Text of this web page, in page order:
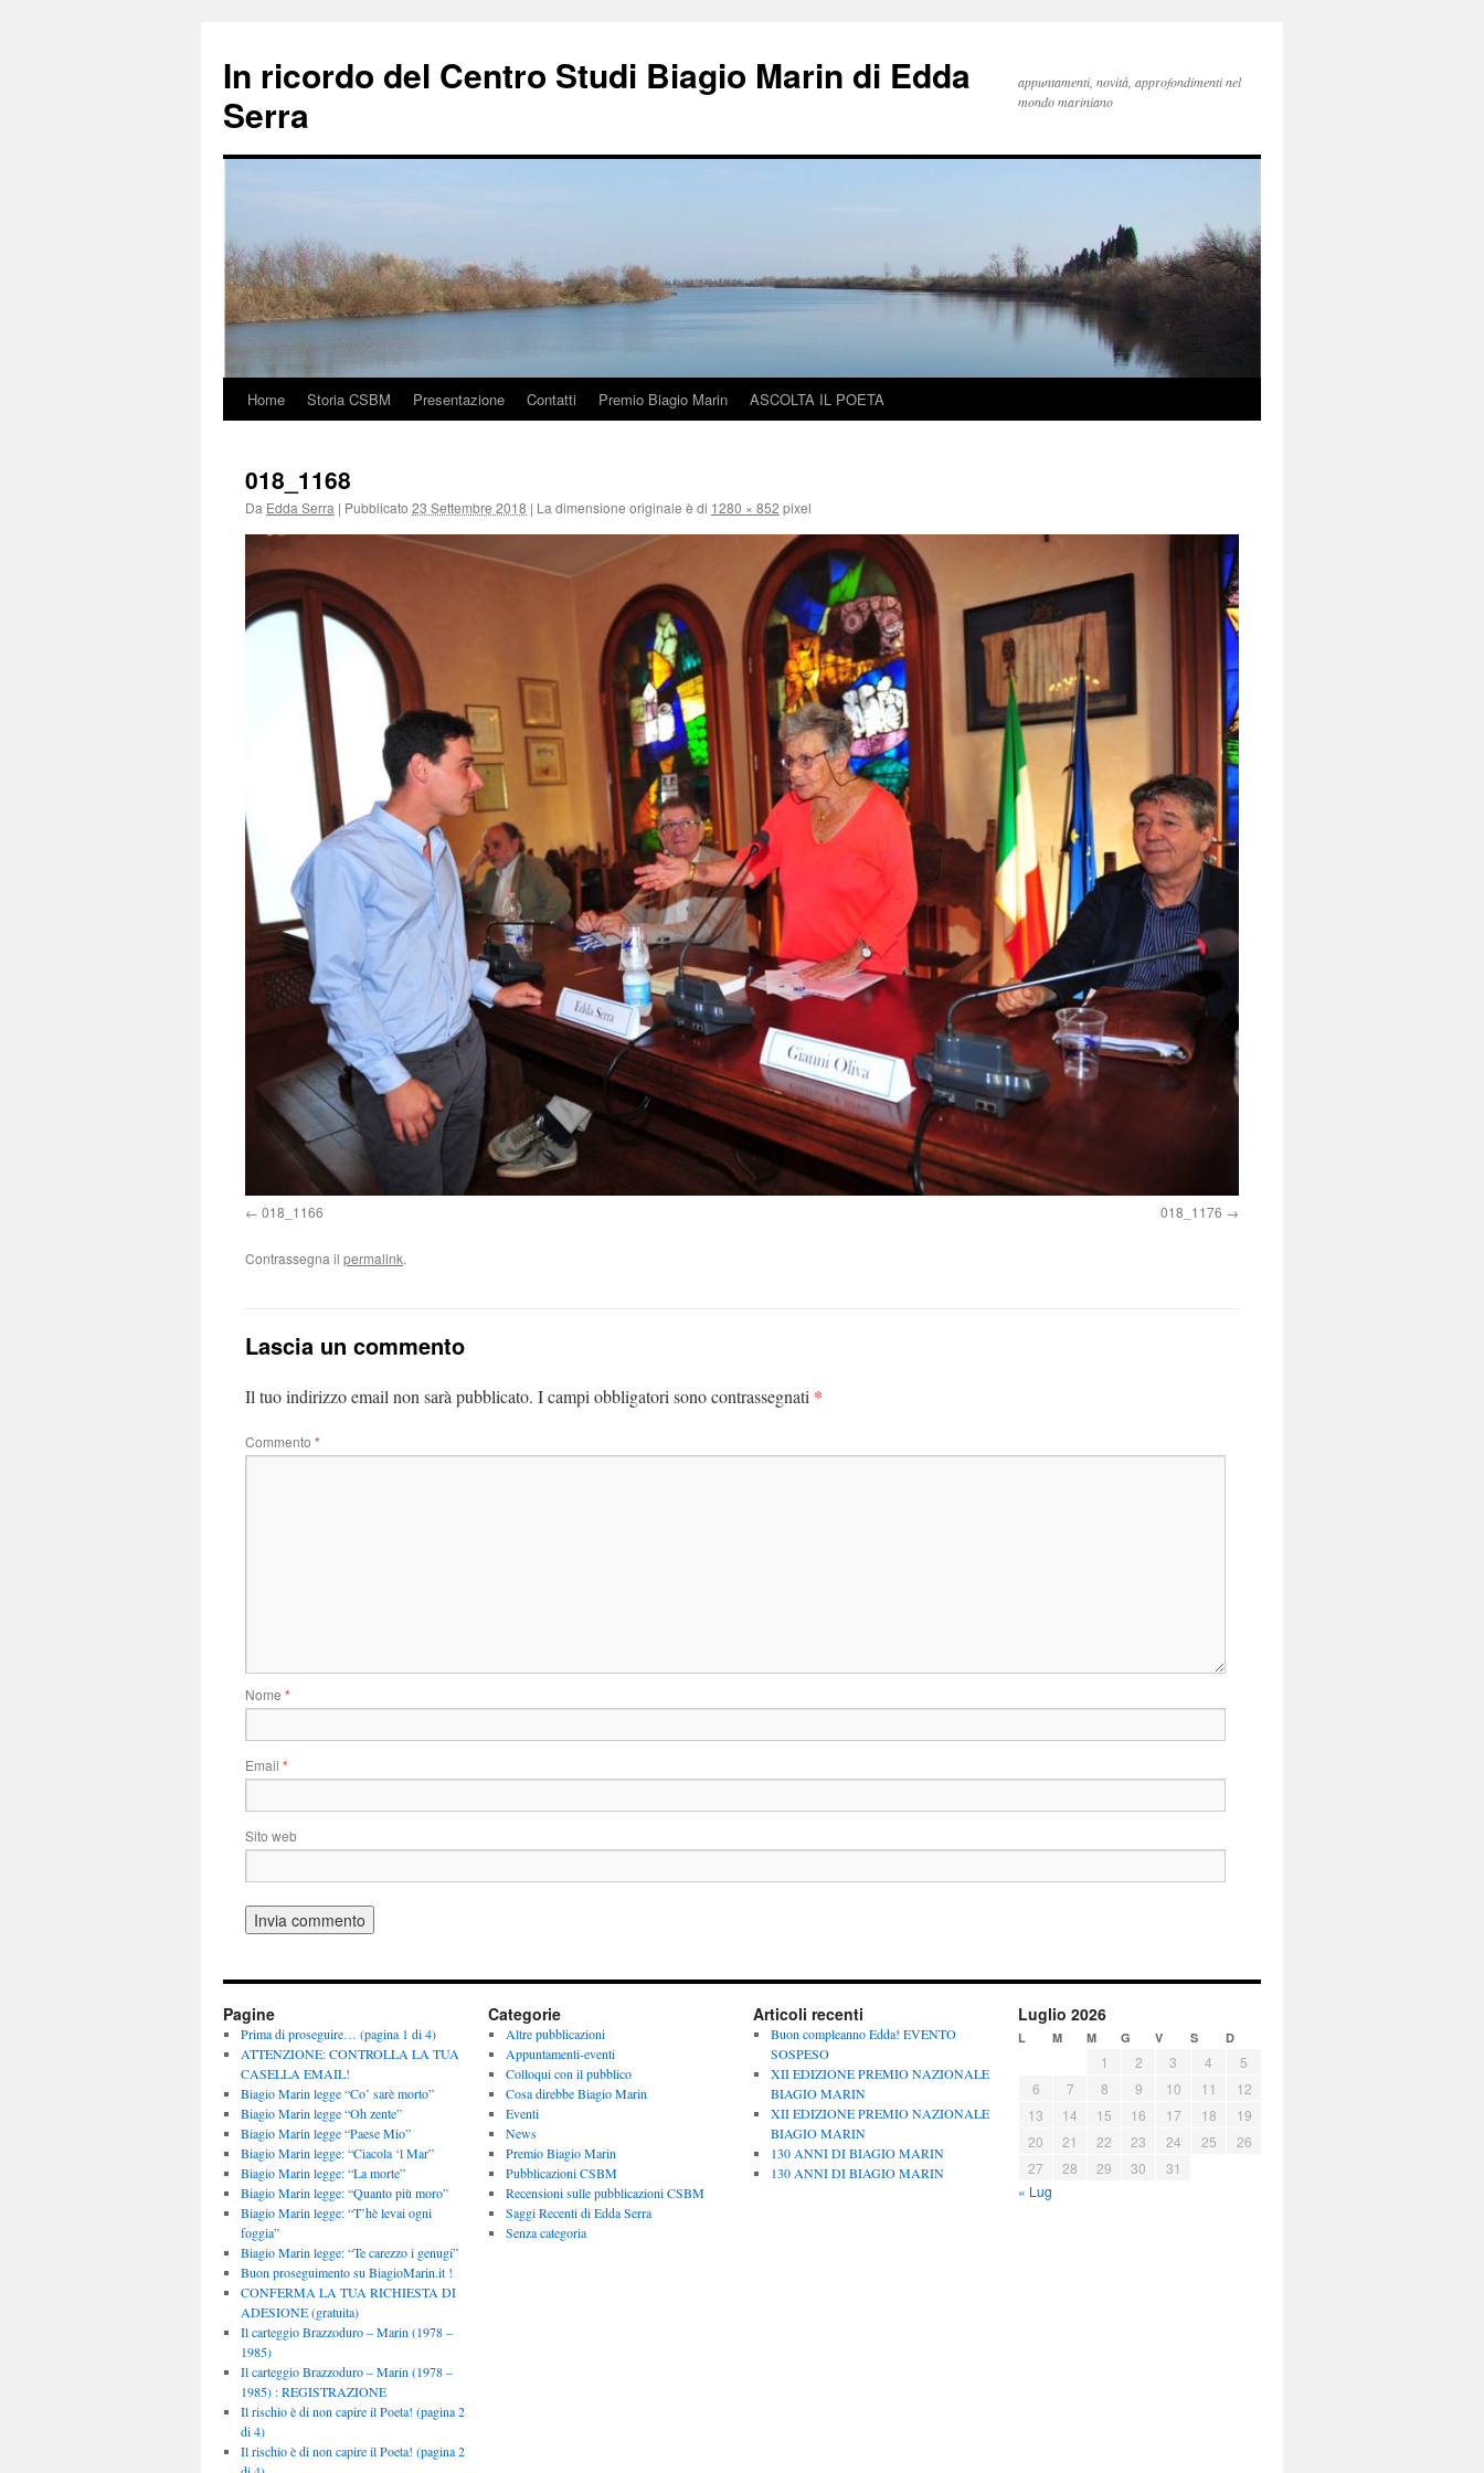
In ricordo del Centro Studi Biagio Marin di Edda
Serra
appuntamenti, novità, approfondimenti nel
mondo mariniano
Vai
contenuto
Home Storia CSBM Presentazione Contatti Premio Biagio Marin ASCOLTA IL POETA
018_1168
Da Edda Serra | Pubblicato 23 Settembre 2018 | La dimensione originale è di 1280 × 852 pixel
018_1166 018_1176
Contrassegna il permalink.
Lascia un commento
Il tuo indirizzo email non sarà pubblicato. I campi obbligatori sono contrassegnati *
Commento *
Nome *
Email *
Sito web
Pagine
Prima di proseguire… (pagina 1 di 4)
ATTENZIONE: CONTROLLA LA TUA
CASELLA EMAIL!
Biagio Marin legge “Co’ sarè morto”
Biagio Marin legge “Oh zente”
Biagio Marin legge “Paese Mio”
Biagio Marin legge: “Ciacola ‘l Mar”
Biagio Marin legge: “La morte”
Biagio Marin legge: “Quanto più moro”
Biagio Marin legge: “T’hè levai ogni
foggia”
Biagio Marin legge: “Te carezzo i genugi”
Buon proseguimento su BiagioMarin.it !
CONFERMA LA TUA RICHIESTA DI
ADESIONE (gratuita)
Il carteggio Brazzoduro – Marin (1978 –
1985)
Il carteggio Brazzoduro – Marin (1978 –
1985) : REGISTRAZIONE
Il rischio è di non capire il Poeta! (pagina 2
di 4)
Il rischio è di non capire il Poeta! (pagina 2
Categorie
Altre pubblicazioni
Appuntamenti-eventi
Colloqui con il pubblico
Cosa direbbe Biagio Marin
Eventi
News
Premio Biagio Marin
Pubblicazioni CSBM
Recensioni sulle pubblicazioni CSBM
Saggi Recenti di Edda Serra
Senza categoria
Articoli recenti
Buon compleanno Edda! EVENTO
SOSPESO
XII EDIZIONE PREMIO NAZIONALE
BIAGIO MARIN
XII EDIZIONE PREMIO NAZIONALE
BIAGIO MARIN
130 ANNI DI BIAGIO MARIN
130 ANNI DI BIAGIO MARIN
Luglio 2026
L M M G V S D
1 2 3 4
5
6
7 8 9 10 11
12
13
14 15 16 17 18
19
20
21 22 23 24 25
26
27
28 29 30
31
« Lug